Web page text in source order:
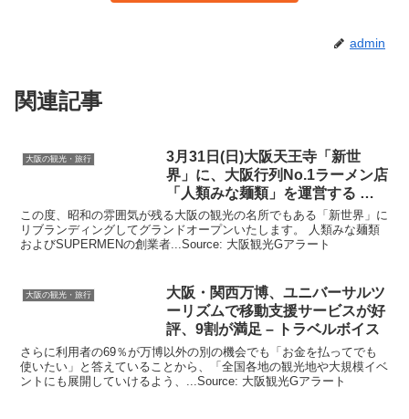
admin
関連記事
大阪の観光・旅行 3月31日(日)大阪天王寺「新世
界」に、 大阪行列No.1ラーメン店
「人類みな麺類」を運営する …
この度、昭和の雰囲気が残る大阪の観光の名所でもある「新世界」に
リブランディングしてグランドオープンいたします。 人類みな麺類
およびSUPERMENの創業者...Source: 大阪観光Gアラート
大阪の観光・旅行 大阪 ・関西万博、ユニバーサルツ
ーリズムで移動支援サービスが好
評、9割が満足 – トラベルボイス
さらに利用者の69％が万博以外の別の機会でも「お金を払ってでも
使いたい」と答えていることから、「全国各地の観光地や大規模イベ
ントにも展開していけるよう、...Source: 大阪観光Gアラート